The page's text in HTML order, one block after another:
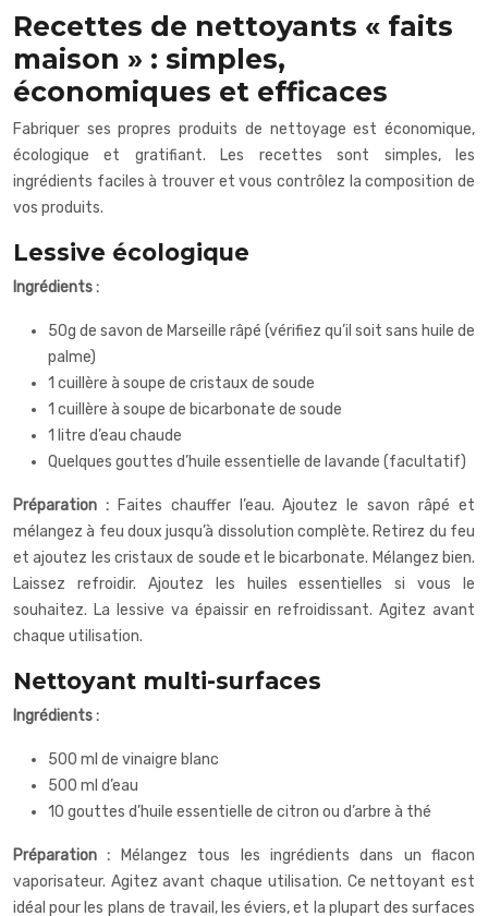
Recettes de nettoyants « faits
maison » : simples,
économiques et efficaces
Fabriquer ses propres produits de nettoyage est économique,
écologique et gratifiant. Les recettes sont simples, les
ingrédients faciles à trouver et vous contrôlez la composition de
vos produits.
Lessive écologique
Ingrédients :
50g de savon de Marseille râpé (vérifiez qu’il soit sans huile de
palme)
1 cuillère à soupe de cristaux de soude
1 cuillère à soupe de bicarbonate de soude
1 litre d’eau chaude
Quelques gouttes d’huile essentielle de lavande (facultatif)
Préparation : Faites chauffer l’eau. Ajoutez le savon râpé et
mélangez à feu doux jusqu’à dissolution complète. Retirez du feu
et ajoutez les cristaux de soude et le bicarbonate. Mélangez bien.
Laissez refroidir. Ajoutez les huiles essentielles si vous le
souhaitez. La lessive va épaissir en refroidissant. Agitez avant
chaque utilisation.
Nettoyant multi-surfaces
Ingrédients :
500 ml de vinaigre blanc
500 ml d’eau
10 gouttes d’huile essentielle de citron ou d’arbre à thé
Préparation :
Mélangez tous les ingrédients dans un flacon
vaporisateur. Agitez avant chaque utilisation. Ce nettoyant est
idéal pour les plans de travail, les éviers, et la plupart des surfaces